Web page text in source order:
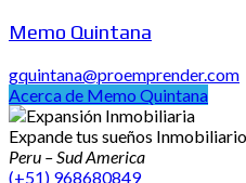
Memo Quintana
gquintana@proemprender.com
Acerca de Memo Quintana
Expande tus sueños
Peru – Sud America
(+51) 968680849